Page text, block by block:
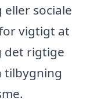
sociale
vigtigt at
det rigtige
tilbygning